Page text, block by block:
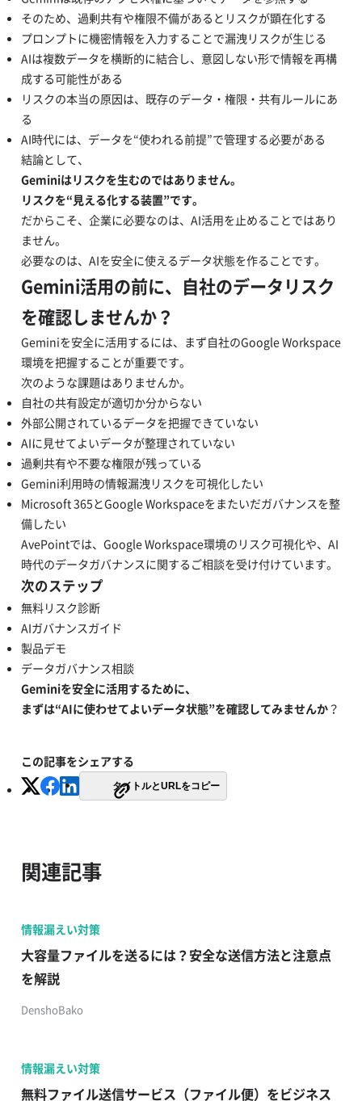
そのため、過剰共有や権限不備があるとリスクが顕在化する
プロンプトに機密情報を入力することで漏洩リスクが生じる
AIは複数データを横断的に結合し、意図しない形で情報を再構
成する可能性がある
リスクの本当の原因は、既存のデータ・権限・共有ルールにあ
る
AI時代には、データを“使われる前提”で管理する必要がある
結論として、
Geminiはリスクを生むのではありません。
リスクを“見える化する装置”です。
だからこそ、企業に必要なのは、AI活用を止めることではあり
ません。
必要なのは、AIを安全に使えるデータ状態を作ることです。
Gemini活用の前に、自社のデータリスク
を確認しませんか？
Geminiを安全に活用するには、まず自社のGoogle Workspace
環境を把握することが重要です。
次のような課題はありませんか。
自社の共有設定が適切か分からない
外部公開されているデータを把握できていない
AIに見せてよいデータが整理されていない
過剰共有や不要な権限が残っている
Gemini利用時の情報漏洩リスクを可視化したい
Microsoft 365とGoogle Workspaceをまたいだガバナンスを整
備したい
AvePointでは、Google Workspace環境のリスク可視化や、AI
時代のデータガバナンスに関するご相談を受け付けています。
次のステップ
無料リスク診断
AIガバナンスガイド
製品デモ
データガバナンス相談
Geminiを安全に活用するために、
まずは“AIに使わせてよいデータ状態”を確認してみませんか？
この記事をシェアする
タイトルとURLをコピー
関連記事
情報漏えい対策
大容量ファイルを送るには？安全な送信方法と注意点
を解説
DenshoBako
情報漏えい対策
無料ファイル送信サービス（ファイル便）をビジネス